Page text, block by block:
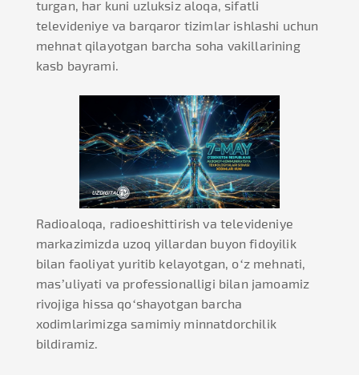
turgan, har kuni uzluksiz aloqa, sifatli
televideniye va barqaror tizimlar ishlashi uchun
mehnat qilayotgan barcha soha vakillarining
kasb bayrami.
Radioaloqa, radioeshittirish va televideniye
markazimizda uzoq yillardan buyon fidoyilik
bilan faoliyat yuritib kelayotgan, o‘z mehnati,
mas’uliyati va professionalligi bilan jamoamiz
rivojiga hissa qo‘shayotgan barcha
xodimlarimizga samimiy minnatdorchilik
bildiramiz.